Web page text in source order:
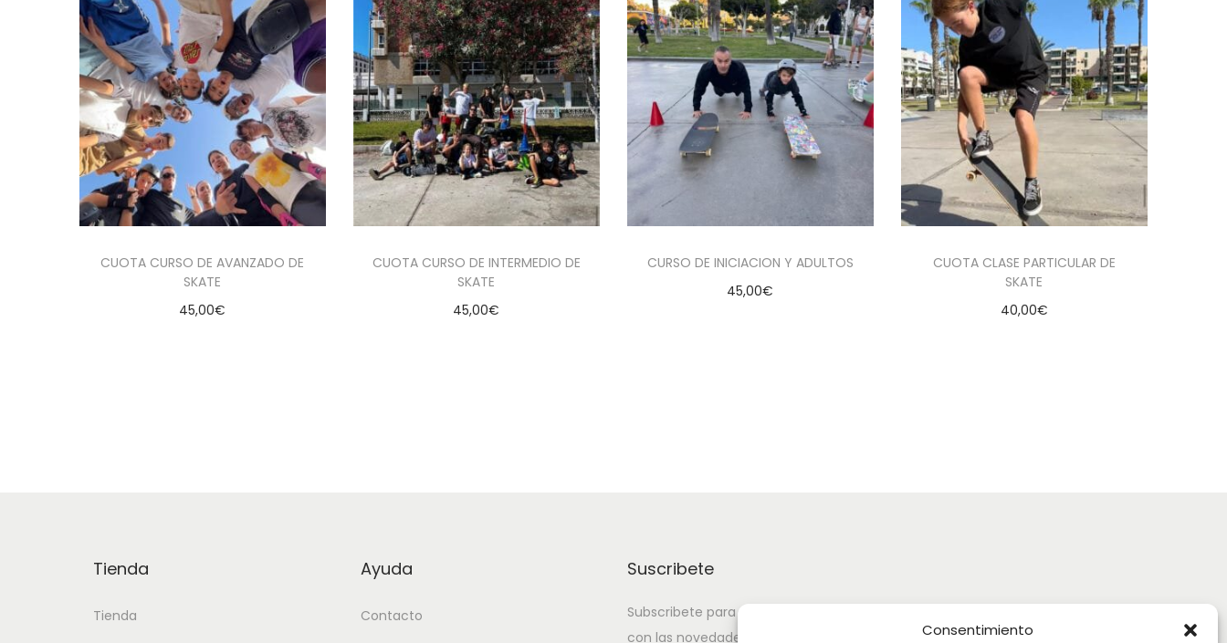
Consentimiento
CUOTA CURSO DE AVANZADO DE
SKATE
45,00€
CUOTA CURSO DE INTERMEDIO DE
SKATE
45,00€
CURSO DE INICIACION Y ADULTOS
45,00€
CUOTA CLASE PARTICULAR DE
SKATE
40,00€
Tienda
Tienda
Ayuda
Contacto
Suscribete
Subscribete para estar actualizado
con las novedades.